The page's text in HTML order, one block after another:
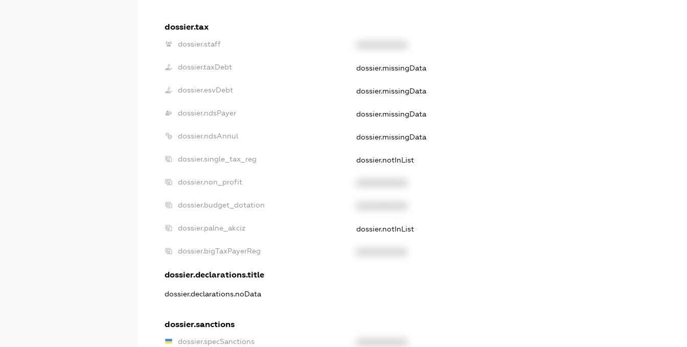
dossier.tax
dossier.staff
dossier.taxDebt dossier.missingData
dossier.esvDebt dossier.missingData
dossier.ndsPayer dossier.missingData
dossier.ndsAnnul dossier.missingData
dossier.single_tax_reg dossier.notInList
dossier.non_profit
dossier.budget_dotation
dossier.palne_akciz dossier.notInList
dossier.bigTaxPayerReg
dossier.declarations.title
dossier.declarations.noData
dossier.sanctions
dossier.specSanctions